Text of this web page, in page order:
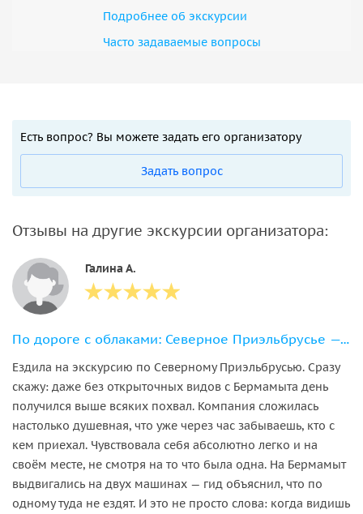
Подробнее об экскурсии
Часто задаваемые вопросы
Есть вопрос? Вы можете задать его организатору
Задать вопрос
Отзывы на другие экскурсии организатора:
Галина А.
По дороге с облаками: Северное Приэльбрусье — Малый Бермамыт — Хасаут — Джилы-Су
Ездила на экскурсию по Северному Приэльбрусью. Сразу
скажу: даже без открыточных видов с Бермамыта день
получился выше всяких похвал. Компания сложилась
настолько душевная, что уже через час забываешь, кто с
кем приехал. Чувствовала себя абсолютно легко и на
своём месте, не смотря на то что была одна. На Бермамыт
выдвигались на двух машинах — гид объяснил, что по
одному туда не ездят. И это не просто слова: когда видишь